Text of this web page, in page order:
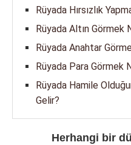
Rüyada Hırsızlık
Rüyada Altın Görmek
Rüyada Anahtar
Rüyada Para Görmek
Rüyada Hamile
Gelir?
Herhangi bir